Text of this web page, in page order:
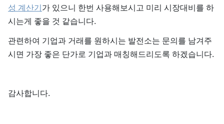
성 계산기 가 있으니 한번 사용해보시고 미리 시장대비를 하
시는게 좋을 것 같습니다.
관련하여 기업과 거래를 원하시는 발전소는 문의를 남겨주
시면 가장 좋은 단가로 기업과 매칭해드리도록 하겠습니다.
감사합니다.